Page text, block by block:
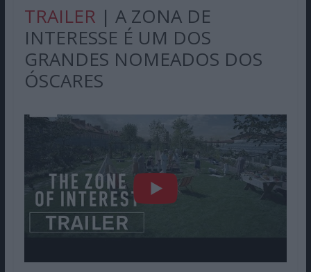
TRAILER | A ZONA DE
INTERESSE É UM DOS
GRANDES NOMEADOS DOS
ÓSCARES